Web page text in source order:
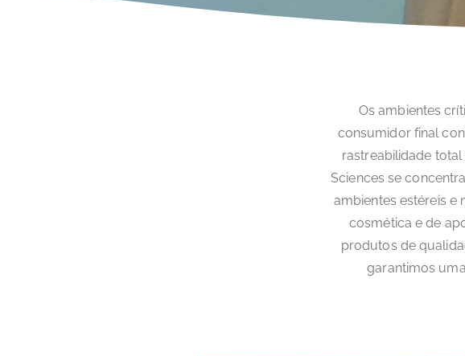
Os ambientes
consumidor final
rastreabilidade
Sciences se
ambientes estéreis e
cosmética e de
produtos de
garantimos